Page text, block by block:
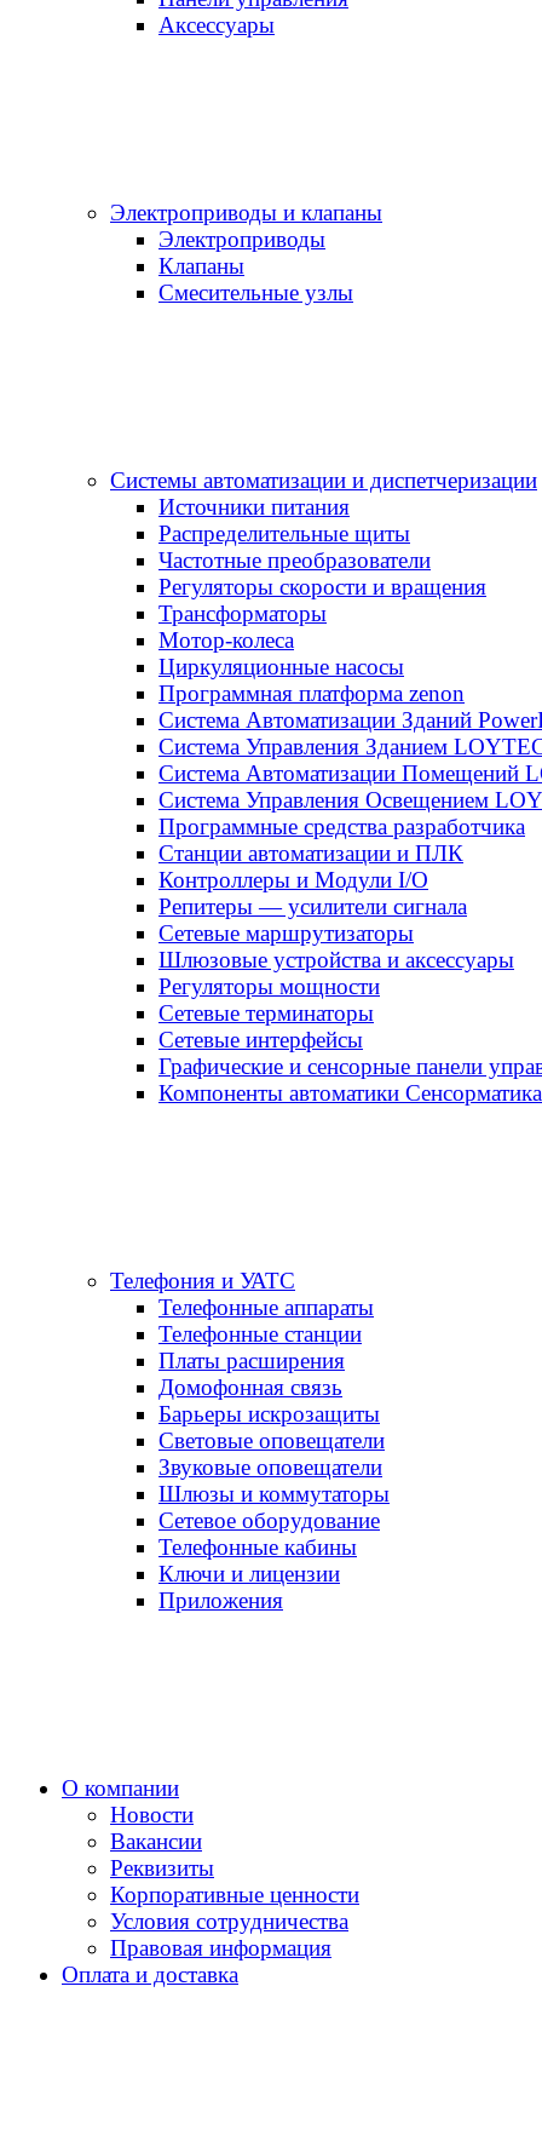
Аксессуары
Электроприводы и клапаны
Электроприводы
Клапаны
Cмесительные узлы
Системы автоматизации и диспетчеризации
Источники питания
Распределительные щиты
Частотные преобразователи
Регуляторы скорости и вращения
Трансформаторы
Мотор-колеса
Циркуляционные насосы
Программная платформа zenon
Система Автоматизации Зданий
Система Управления Зданием
Система Автоматизации Помещений
Система Управления Освещением
Программные средства разработчика
Станции автоматизации и ПЛК
Контроллеры и Модули I/O
Репитеры — усилители сигнала
Сетевые маршрутизаторы
Шлюзовые устройства и аксессуары
Регуляторы мощности
Сетевые терминаторы
Сетевые интерфейсы
Графические и сенсорные панели
Компоненты автоматики Сенсорматика
Телефония и УАТС
Телефонные аппараты
Телефонные станции
Платы расширения
Домофонная связь
Барьеры искрозащиты
Световые оповещатели
Звуковые оповещатели
Шлюзы и коммутаторы
Сетевое оборудование
Телефонные кабины
Ключи и лицензии
Приложения
О компании
Новости
Вакансии
Реквизиты
Корпоративные ценности
Условия сотрудничества
Правовая информация
Оплата и доставка